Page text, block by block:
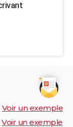
Voir un exemple
Voir un exemple